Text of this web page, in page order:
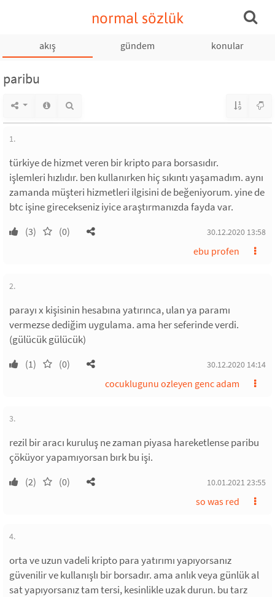
normal sözlük
akış gündem konular
paribu
1.
türkiye de hizmet veren bir kripto para borsasıdır.
işlemleri hızlıdır. ben kullanırken hiç sıkıntı yaşamadım. aynı
zamanda müşteri hizmetleri ilgisini de beğeniyorum. yine de
btc işine girecekseniz iyice araştırmanızda fayda var.
(3) (0) 30.12.2020 13:58
ebu profen
2.
parayı x kişisinin hesabına yatırınca, ulan ya paramı
vermezse dediğim uygulama. ama her seferinde verdi.
(gülücük gülücük)
(1) (0) 30.12.2020 14:14
cocuklugunu ozleyen genc adam
3.
rezil bir aracı kuruluş ne zaman piyasa hareketlense paribu
çöküyor yapamıyorsan bırk bu işi.
(2) (0) 10.01.2021 23:55
so was red
4.
orta ve uzun vadeli kripto para yatırımı yapıyorsanız
güvenilir ve kullanışlı bir borsadır. ama anlık veya günlük al
sat yapıyorsanız tam tersi, kesinlikle uzak durun. bu tarz